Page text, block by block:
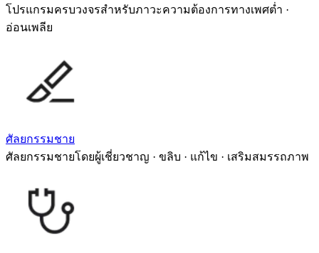
โปรแกรมครบวงจรสำหรับภาวะความต้องการทางเพศต่ำ ·
อ่อนเพลีย
ศัลยกรรมชาย
ศัลยกรรมชายโดยผู้เชี่ยวชาญ · ขลิบ · แก้ไข · เสริมสมรรถภาพ